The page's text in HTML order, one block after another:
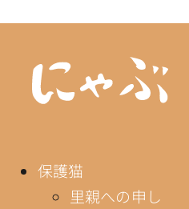
保護猫
里親への申し